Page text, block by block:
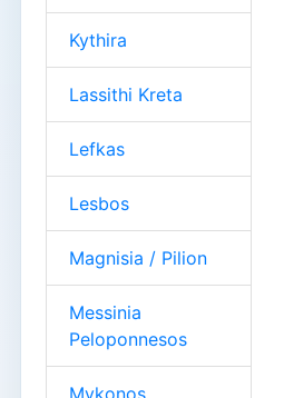
Kythira
Lassithi Kreta
Lefkas
Lesbos
Magnisia / Pilion
Messinia
Peloponnesos
Mykonos